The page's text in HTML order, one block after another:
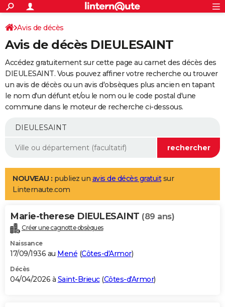
ACTUALITÉS
Politique
Société
Faits Divers
Education
Monde
Villes
+
SPORT
Coupe du monde 2026
Football
Tennis
Cyclisme
Rugby
Forum
Programme TV
TNT
Streaming
Cinéma
Sorties cinéma
Musique
+
FINANCE
Impôts
Immobilier
Risques naturels par ville
Banque
Assurance
Crédit
AUTO
Essais
Réserver un essai
Citadines
Berlines
SUV
Forum auto
+
Mobiles
Meilleur smartphone
Internet
Ordinateurs
Jeux vidéo
Guide high-tech
Aménagement intérieur
LIFESTYLE
Art de vivre
Bien-être
Loisirs
Mode
Modes de vie
Alimentation
Guide de la santé
Maladies
Médicaments
Sommeil
VOYAGE
Destinations
City break
Voyage nature
Voyage de noces
Forum
Climat
+PHOTO
GUIDES D'ACHAT
BONS PLANS
Avis de décès
Avis de décès DIEULESAINT
Accédez gratuitement sur cette page au carnet des décès des
DIEULESAINT. Vous pouvez affiner votre recherche ou trouver
un avis de décès ou un avis d'obsèques plus ancien en tapant
le nom d'un défunt et/ou le nom ou le code postal d'une
commune dans le moteur de recherche ci-dessous.
NOUVEAU : publiez un avis de décès gratuitsur
Linternaute.com
Marie-therese DIEULESAINT (89 ans)
Créer une cagnotte obsèques
Naissance
17/09/1936 au Mené (Côtes-d'Armor)
Décès
04/04/2026 à Saint-Brieuc(Côtes-d'Armor)